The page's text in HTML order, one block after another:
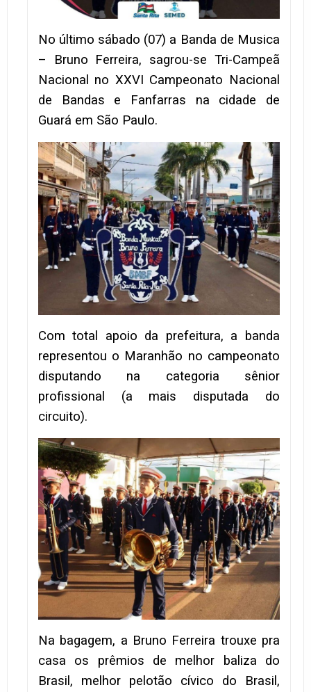
No último sábado (07) a Banda de Musica
– Bruno Ferreira, sagrou-se Tri-Campeã
Nacional no XXVI Campeonato Nacional
de Bandas e Fanfarras na cidade de
Guará em São Paulo.
Com total apoio da prefeitura, a banda
representou o Maranhão no campeonato
disputando na categoria sênior
profissional (a mais disputada do
circuito).
Na bagagem, a Bruno Ferreira trouxe pra
casa os prêmios de melhor baliza do
Brasil, melhor pelotão cívico do Brasil,